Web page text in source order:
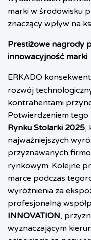
marki w środowisku
znaczący wpływ na
Prestiżowe nagrody
innowacyjność marki
ERKADO
rozwój
kontrahentami
Potwierdzeniem tego
Rynku Stolarki 2025,
najważniejszych
przyznawanych
rynkowym. Kolejne
marce podczas
wyróżnienia za
profesjonalną
INNOVATION,
wyznaczającym